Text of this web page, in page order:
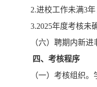
2.进校工作未满3
3.2025年度考核未
（六）聘期内新
四、 考核程序
（一）考核组织。